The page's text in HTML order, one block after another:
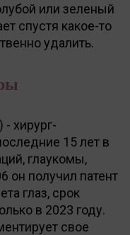
или зеленый
спустя какое-то
удалить.
хирург-
15 лет в
глаукомы,
он получил патент
глаз, срок
в 2023 году.
свое